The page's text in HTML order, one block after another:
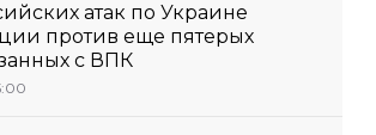
атак по Украине
против еще пятерых
с ВПК